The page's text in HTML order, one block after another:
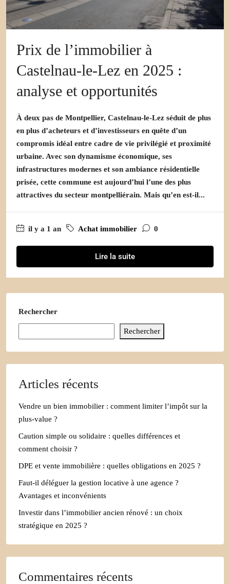
Prix de l’immobilier à
Castelnau-le-Lez en 2025 :
analyse et opportunités
À deux pas de Montpellier, Castelnau-le-Lez séduit de plus
en plus d’acheteurs et d’investisseurs en quête d’un
compromis idéal entre cadre de vie privilégié et proximité
urbaine. Avec son dynamisme économique, ses
infrastructures modernes et son ambiance résidentielle
prisée, cette commune est aujourd’hui l’une des plus
attractives du secteur montpelliérain. Mais qu’en est-il...
il y a 1 an Achat immobilier 0
Lire la suite
Rechercher
Rechercher
Articles récents
Vendre un bien immobilier : comment limiter l’impôt sur la
plus-value ?
Caution simple ou solidaire : quelles différences et
comment choisir ?
DPE et vente immobilière : quelles obligations en 2025 ?
Faut-il déléguer la gestion locative à une agence ?
Avantages et inconvénients
Investir dans l’immobilier ancien rénové : un choix
stratégique en 2025 ?
Commentaires récents